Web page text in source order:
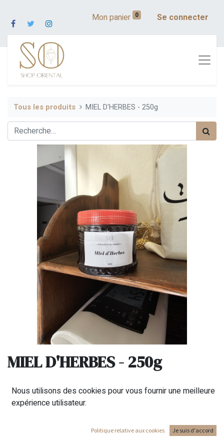
Mon panier 0 Se connecter
Tous les produits MIEL D'HERBES - 250g
MIEL D'HERBES - 250g
A consommer sans modération.
Qualité garantie !
Nous utilisons des cookies pour vous fournir une meilleure
expérience utilisateur.
Politique relative aux cookies Je suis d'accord